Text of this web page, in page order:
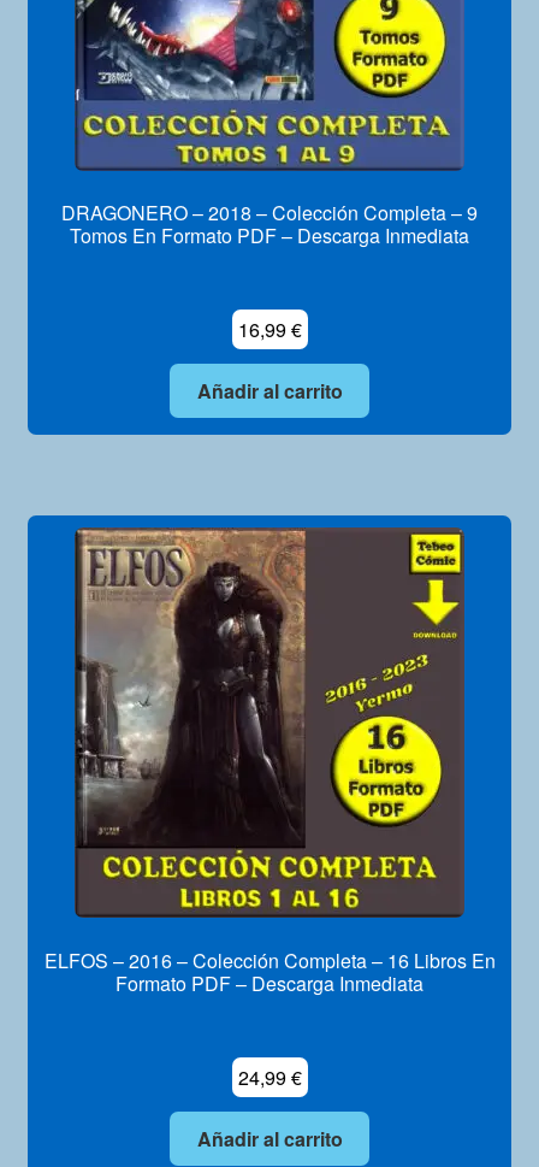
DRAGONERO – 2018 – Colección Completa – 9
Tomos En Formato PDF – Descarga Inmediata
16,99€
Añadir al carrito
ELFOS – 2016 – Colección Completa – 16 Libros En
Formato PDF – Descarga Inmediata
24,99€
Añadir al carrito